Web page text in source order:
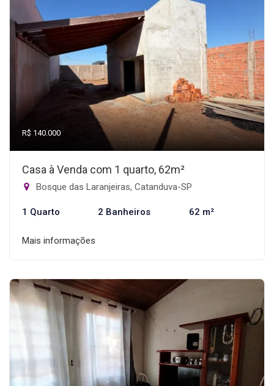
R$ 140.000
Casa à Venda com 1 quarto, 62m²
Bosque das Laranjeiras, Catanduva-SP
1 Quarto 2 Banheiros 62 m²
Mais informações